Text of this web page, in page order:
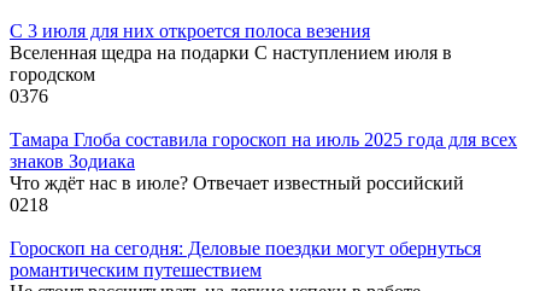
С 3 июля для них откроется полоса везения
Вселенная щедра на подарки С наступлением июля в
городском
0376
Тамара Глоба составила гороскоп на июль 2025 года для всех
знаков Зодиака
Что ждёт нас в июле? Отвечает известный российский
0218
Гороскоп на сегодня: Деловые поездки могут обернуться
романтическим путешествием